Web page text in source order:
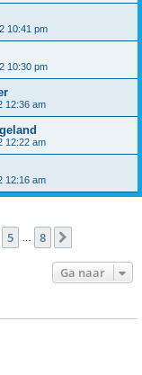
10:41 pm
10:30 pm
12:36 am
12:22 am
12:16 am
5 8
Ga naar